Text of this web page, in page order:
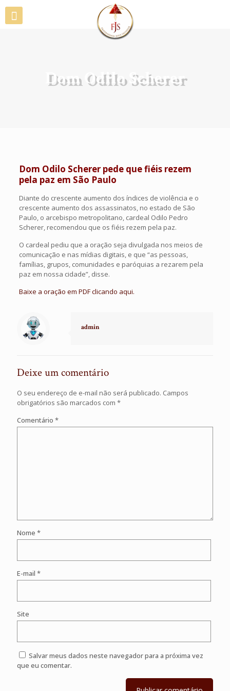
Dom Odilo Scherer
Dom Odilo Scherer pede que fiéis rezem
pela paz em São Paulo
Diante do crescente aumento dos índices de violência e o
crescente aumento dos assassinatos, no estado de São
Paulo, o arcebispo metropolitano, cardeal Odilo Pedro
Scherer, recomendou que os fiéis rezem pela paz.
O cardeal pediu que a oração seja divulgada nos meios de
comunicação e nas mídias digitais, e que “as pessoas,
famílias, grupos, comunidades e paróquias a rezarem pela
paz em nossa cidade”, disse.
Baixe a oração em PDF clicando aqui.
admin
Deixe um comentário
O seu endereço de e-mail não será publicado. Campos
obrigatórios são marcados com *
Comentário *
Nome *
E-mail *
Site
Salvar meus dados neste navegador para a próxima vez
que eu comentar.